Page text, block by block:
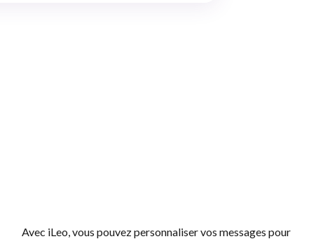
Avec iLeo, vous pouvez personnaliser vos messages pour